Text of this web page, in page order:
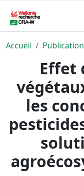
Accueil
Effet
les